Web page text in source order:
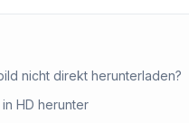
nicht direkt herunterladen?
HD herunter